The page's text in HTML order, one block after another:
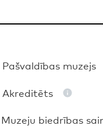
Pašvaldības muzejs
Akreditēts
Muzeju biedrības